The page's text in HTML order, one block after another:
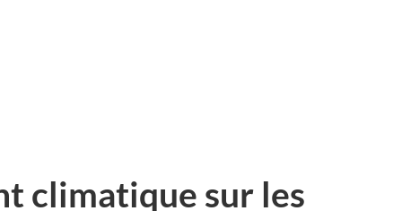
climatique sur les